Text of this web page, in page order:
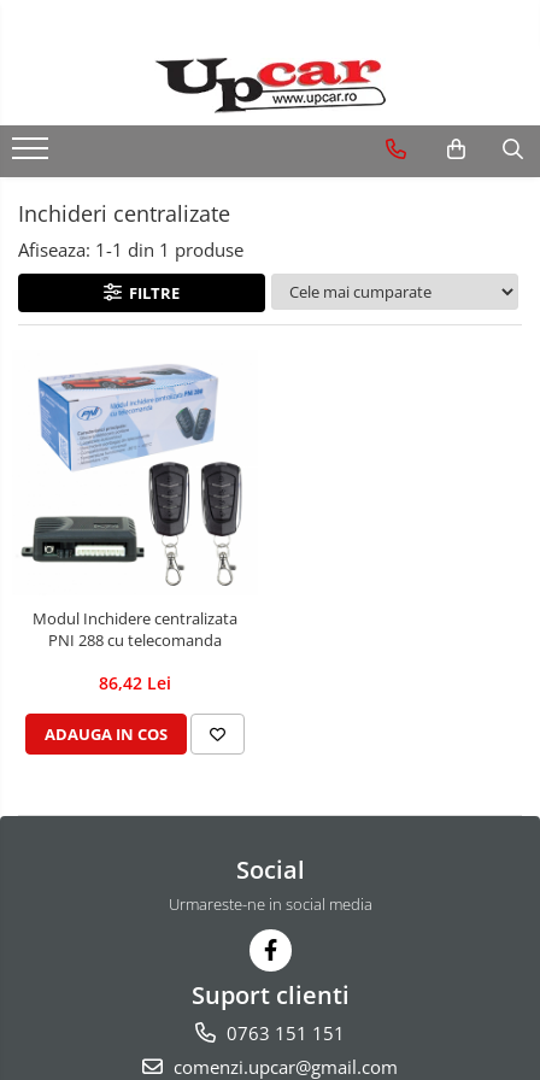
Electrice si Electronice
Electrocasnice Mici
Audio & Video
Inchideri centralizate
Afiseaza: 1-1 din 1 produse
FILTRE
Modul Inchidere centralizata
PNI 288 cu telecomanda
86,42 Lei
ADAUGA IN COS
Social
Urmareste-ne in social media
Suport clienti
0763 151 151
comenzi.upcar@gmail.com